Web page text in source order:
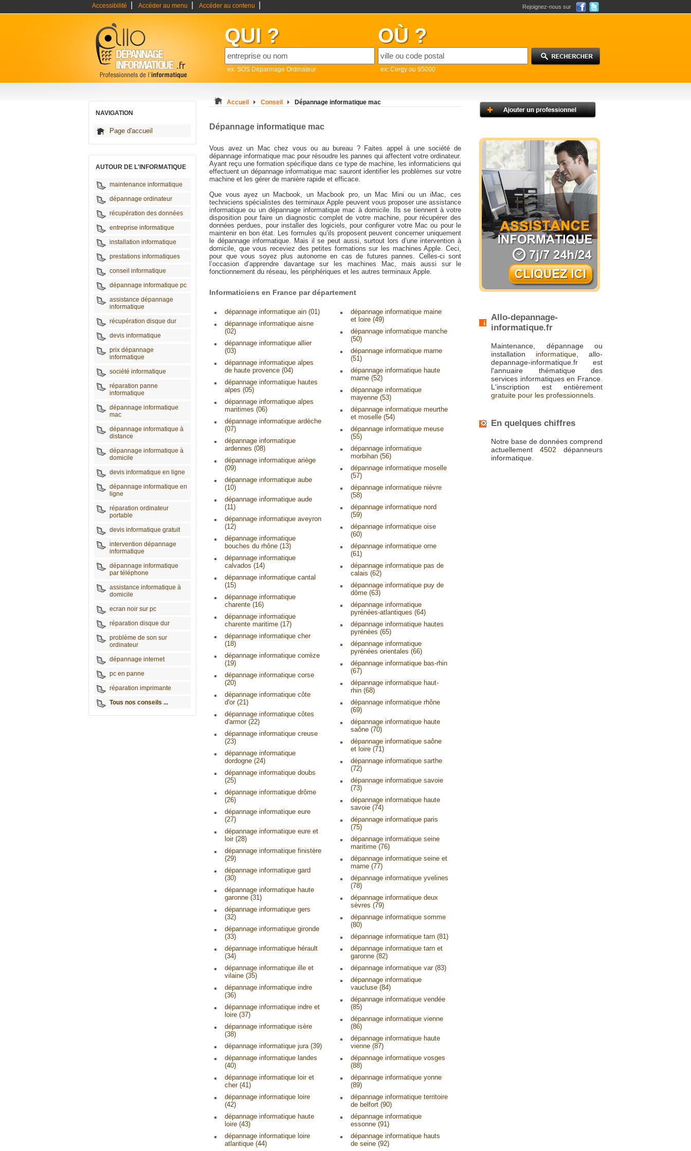
Accessibilité Accéder au menu Accéder au contenu Rejoignez-nous sur
QUI ?
ex: SOS Dépannage Ordinateur
OÙ ?
ex: Cergy ou 95000
NAVIGATION
Page d'accueil
AUTOUR DE L'INFORMATIQUE
maintenance informatique
dépannage ordinateur
récupération des données
entreprise informatique
installation informatique
prestations informatiques
conseil informatique
dépannage informatique pc
assistance dépannage
informatique
récupération disque dur
devis informatique
prix dépannage
informatique
société informatique
réparation panne
informatique
dépannage informatique
mac
dépannage informatique à
distance
dépannage informatique à
domicile
devis informatique en ligne
dépannage informatique en
ligne
réparation ordinateur
portable
devis informatique gratuit
intervention dépannage
informatique
dépannage informatique
par téléphone
assistance informatique à
domicile
ecran noir sur pc
réparation disque dur
problème de son sur
ordinateur
dépannage internet
pc en panne
réparation imprimante
Tous nos conseils ...
Accueil Conseil Dépannage informatique mac
Dépannage informatique mac
Vous avez un Mac chez vous ou au bureau ? Faites appel à une société de
dépannage informatique mac pour résoudre les pannes qui affectent votre ordinateur.
Ayant reçu une formation spécifique dans ce type de machine, les informaticiens qui
effectuent un dépannage informatique mac sauront identifier les problèmes sur votre
machine et les gérer de manière rapide et efficace.
Que vous ayez un Macbook, un Macbook pro, un Mac Mini ou un iMac, ces
techniciens spécialistes des terminaux Apple peuvent vous proposer une assistance
informatique ou un dépannage informatique mac à domicile. Ils se tiennent à votre
disposition pour faire un diagnostic complet de votre machine, pour récupérer des
données perdues, pour installer des logiciels, pour configurer votre Mac ou pour le
maintenir en bon état. Les formules qu’ils proposent peuvent concerner uniquement
le dépannage informatique. Mais il se peut aussi, surtout lors d’une intervention à
domicile, que vous receviez des petites formations sur les machines Apple. Ceci,
pour que vous soyez plus autonome en cas de futures pannes. Celles-ci sont
l’occasion d’apprendre davantage sur les machines Mac, mais aussi sur le
fonctionnement du réseau, les périphériques et les autres terminaux Apple.
Informaticiens en France par département
dépannage informatique ain (01)
dépannage informatique aisne
(02)
dépannage informatique allier
(03)
dépannage informatique alpes
de haute provence (04)
dépannage informatique hautes
alpes (05)
dépannage informatique alpes
maritimes (06)
dépannage informatique ardèche
(07)
dépannage informatique
ardennes (08)
dépannage informatique ariège
(09)
dépannage informatique aube
(10)
dépannage informatique aude
(11)
dépannage informatique aveyron
(12)
dépannage informatique
bouches du rhône (13)
dépannage informatique
calvados (14)
dépannage informatique cantal
(15)
dépannage informatique
charente (16)
dépannage informatique
charente maritime (17)
dépannage informatique cher
(18)
dépannage informatique corrèze
(19)
dépannage informatique corse
(20)
dépannage informatique côte
d'or (21)
dépannage informatique côtes
d'armor (22)
dépannage informatique creuse
(23)
dépannage informatique
dordogne (24)
dépannage informatique doubs
(25)
dépannage informatique drôme
(26)
dépannage informatique eure
(27)
dépannage informatique eure et
loir (28)
dépannage informatique finistère
(29)
dépannage informatique gard
(30)
dépannage informatique haute
garonne (31)
dépannage informatique gers
(32)
dépannage informatique gironde
(33)
dépannage informatique hérault
(34)
dépannage informatique ille et
vilaine (35)
dépannage informatique indre
(36)
dépannage informatique indre et
loire (37)
dépannage informatique isère
(38)
dépannage informatique jura (39)
dépannage informatique landes
(40)
dépannage informatique loir et
cher (41)
dépannage informatique loire
(42)
dépannage informatique haute
loire (43)
dépannage informatique loire
atlantique (44)
dépannage informatique maine
et loire (49)
dépannage informatique manche
(50)
dépannage informatique marne
(51)
dépannage informatique haute
marne (52)
dépannage informatique
mayenne (53)
dépannage informatique meurthe
et moselle (54)
dépannage informatique meuse
(55)
dépannage informatique
morbihan (56)
dépannage informatique moselle
(57)
dépannage informatique nièvre
(58)
dépannage informatique nord
(59)
dépannage informatique oise
(60)
dépannage informatique orne
(61)
dépannage informatique pas de
calais (62)
dépannage informatique puy de
dôme (63)
dépannage informatique
pyrénées-atlantiques (64)
dépannage informatique hautes
pyrénées (65)
dépannage informatique
pyrénées orientales (66)
dépannage informatique bas-rhin
(67)
dépannage informatique haut-
rhin (68)
dépannage informatique rhône
(69)
dépannage informatique haute
saône (70)
dépannage informatique saône
et loire (71)
dépannage informatique sarthe
(72)
dépannage informatique savoie
(73)
dépannage informatique haute
savoie (74)
dépannage informatique paris
(75)
dépannage informatique seine
maritime (76)
dépannage informatique seine et
marne (77)
dépannage informatique yvelines
(78)
dépannage informatique deux
sèvres (79)
dépannage informatique somme
(80)
dépannage informatique tarn (81)
dépannage informatique tarn et
garonne (82)
dépannage informatique var (83)
dépannage informatique
vaucluse (84)
dépannage informatique vendée
(85)
dépannage informatique vienne
(86)
dépannage informatique haute
vienne (87)
dépannage informatique vosges
(88)
dépannage informatique yonne
(89)
dépannage informatique territoire
de belfort (90)
dépannage informatique
essonne (91)
dépannage informatique hauts
de seine (92)
Allo-depannage-
informatique.fr
Maintenance, dépannage ou
installation informatique , allo-
depannage-informatique.fr est
l'annuaire thématique des
services informatiques en France.
L'inscription est entièrement
gratuite pour les professionnels
En quelques chiffres
Notre base de données comprend
actuellement 4502 dépanneurs
informatique.